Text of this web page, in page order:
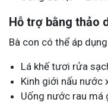
Hỗ trợ bằng thảo
Bà con có thể áp
Lá khế tươi rửa
Kinh giới nấu nước
Uống nước rau má